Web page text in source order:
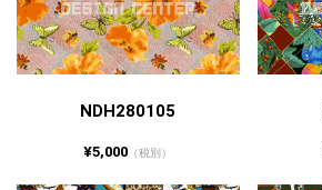
NDH280105
¥5,000 （税別）